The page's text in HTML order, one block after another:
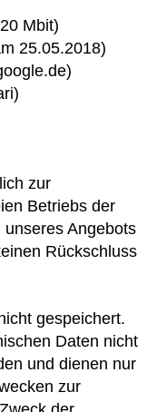
Mbit)
25.05.2018)
zur
Betriebs der
Angebots
Rückschluss
gespeichert.
Daten nicht
und dienen nur
zur